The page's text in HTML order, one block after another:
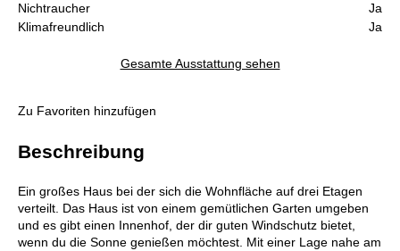
Nichtraucher
Ja
Klimafreundlich
Ja
Gesamte Ausstattung sehen
Zu Favoriten hinzufügen
Beschreibung
Ein großes Haus bei der sich die Wohnfläche auf drei Etagen
verteilt. Das Haus ist von einem gemütlichen Garten umgeben
und es gibt einen Innenhof, der dir guten Windschutz bietet,
wenn du die Sonne genießen möchtest. Mit einer Lage nahe am